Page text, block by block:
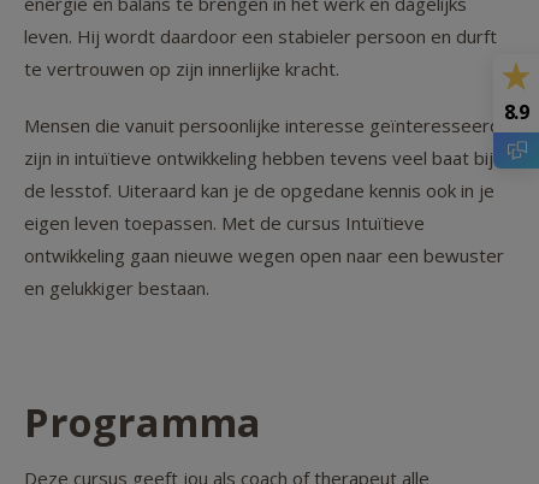
leven. Hij wordt daardoor een stabieler persoon en durft
te vertrouwen op zijn innerlijke kracht.
Mensen die vanuit persoonlijke interesse geïnteresseerd
zijn in intuïtieve ontwikkeling hebben tevens veel baat bij
de lesstof. Uiteraard kan je de opgedane kennis ook in je
eigen leven toepassen. Met de cursus Intuïtieve
ontwikkeling gaan nieuwe wegen open naar een bewuster
en gelukkiger bestaan.
Programma
Deze cursus geeft jou als coach of therapeut alle
8.9